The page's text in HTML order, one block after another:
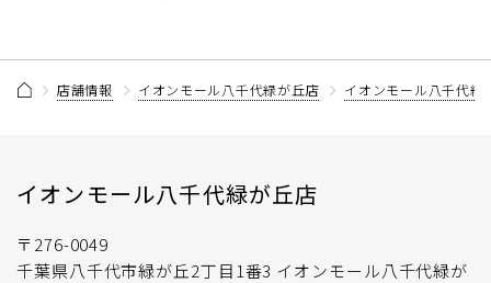
店舗情報 イオンモール八千代緑が丘店 イオンモール八千代緑
イオンモール八千代緑が丘店
〒276-0049
千葉県八千代市緑が丘2丁目1番3 イオンモール八千代緑が